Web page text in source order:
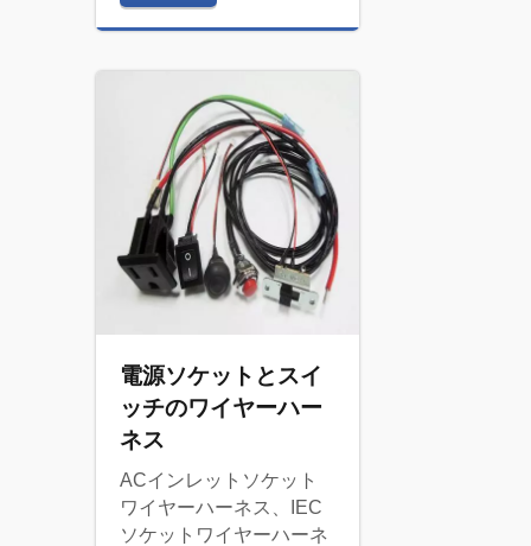
電源ソケットとスイ
ッチのワイヤーハー
ネス
ACインレットソケット
ワイヤーハーネス、IEC
ソケットワイヤーハーネ